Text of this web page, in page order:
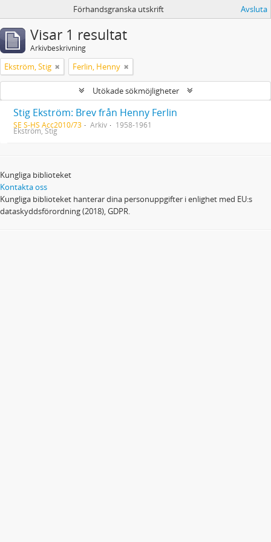
Förhandsgranska utskrift Avsluta
Visar 1 resultat
Arkivbeskrivning
Ekström, Stig Ferlin, Henny
Utökade sökmöjligheter
Stig Ekström: Brev från Henny Ferlin
SE S-HS Acc2010/73 Arkiv 1958-1961
Ekström, Stig
Kungliga biblioteket
Kontakta oss
Kungliga biblioteket hanterar dina personuppgifter i enlighet med EU:s
dataskyddsförordning (2018), GDPR.